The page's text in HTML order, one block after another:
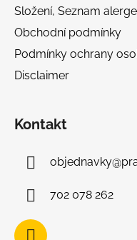
Složení, Seznam
Obchodní podmínky
Podmínky ochrany
Disclaimer
Kontakt
objednavky@
702 078 262